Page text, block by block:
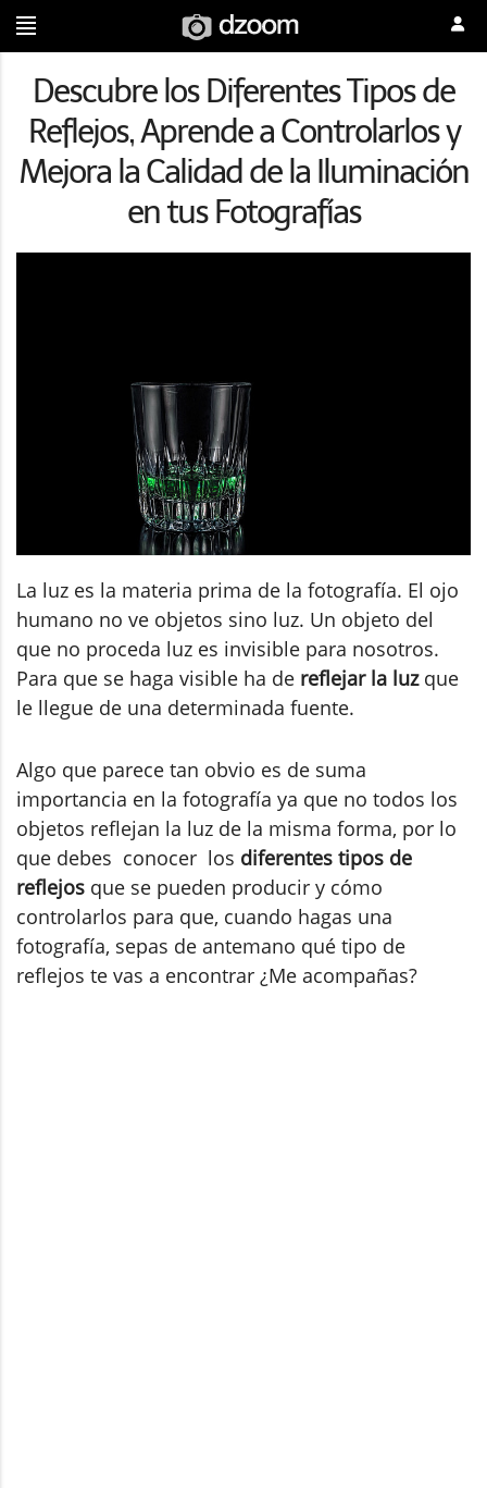
Descubre los Diferentes Tipos de
Reflejos, Aprende a Controlarlos y
Mejora la Calidad de la Iluminación
en tus Fotografías
La luz es la materia prima de la fotografía. El ojo
humano no ve objetos sino luz. Un objeto del
que no proceda luz es invisible para nosotros.
Para que se haga visible ha de reflejar la luzque
le llegue de una determinada fuente.
Algo que parece tan obvio es de suma
importancia en la fotografía ya que no todos los
objetos reflejan la luz de la misma forma, por lo
que debes conocer los diferentes tipos de
reflejos que se pueden producir y cómo
controlarlos para que, cuando hagas una
fotografía, sepas de antemano qué tipo de
reflejos te vas a encontrar ¿Me acompañas?